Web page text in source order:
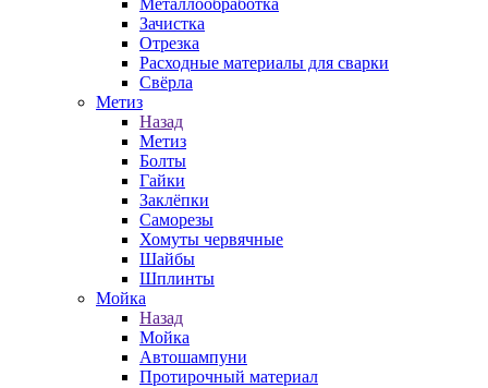
Металлообработка
Зачистка
Отрезка
Расходные материалы для сварки
Свёрла
Метиз
Назад
Метиз
Болты
Гайки
Заклёпки
Саморезы
Хомуты червячные
Шайбы
Шплинты
Мойка
Назад
Мойка
Автошампуни
Протирочный материал